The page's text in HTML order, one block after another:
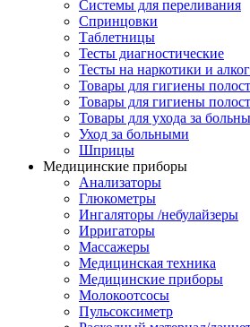
Системы для переливания
Спринцовки
Таблетницы
Тесты диагностические
Тесты на наркотики и
Товары для гигиены
Товары для гигиены
Товары для ухода за
Уход за больными
Шприцы
Медицинские приборы
Анализаторы
Глюкометры
Ингаляторы /небулайзеры
Ирригаторы
Массажеры
Медицинская техника
Медицинские приборы
Молокоотсосы
Пульсоксиметр